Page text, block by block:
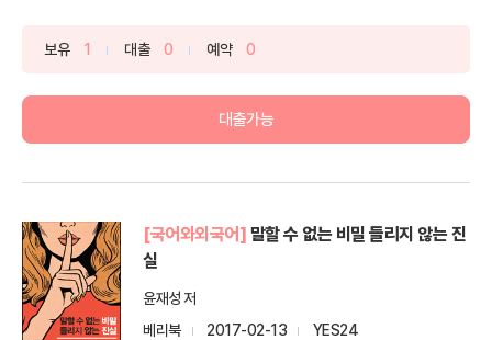
보유 1 대출 0 예약 0
대출가능
[국어와외국어] 말할 수 없는 비밀 들리지 않는 진
실
윤재성 저
베리북
2017-02-13
YES24